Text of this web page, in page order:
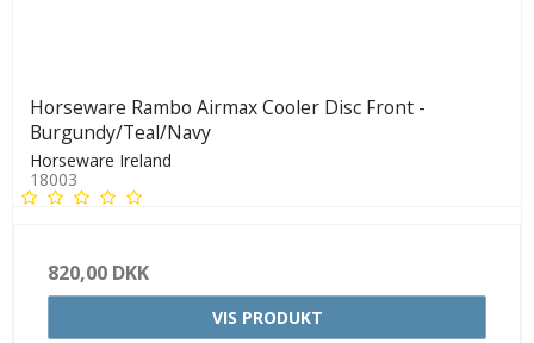
Horseware Rambo Airmax Cooler Disc Front -
Burgundy/Teal/Navy
Horseware Ireland
18003
820,00 DKK
VIS PRODUKT